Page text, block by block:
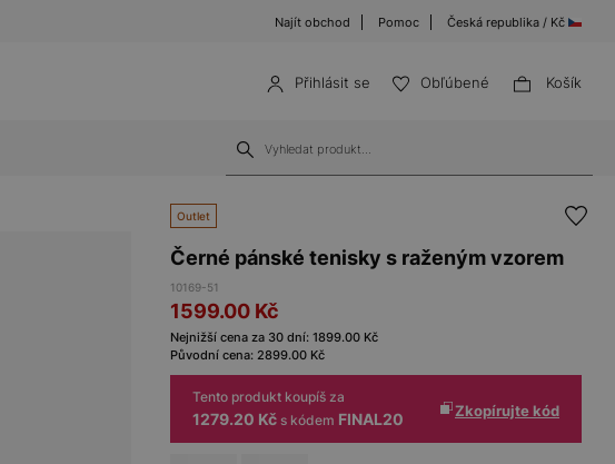
Najít obchod Pomoc Česká republika / Kč
Přihlásit se Obľúbené Košík
Outlet
Černé pánské tenisky s raženým vzorem
10169-51
1599.00 Kč
Nejnižší cena za 30 dní: 1899.00 Kč
Původní cena: 2899.00 Kč
Tento produkt koupíš za
1279.20 Kč s kódem FINAL20 Zkopírujte kód